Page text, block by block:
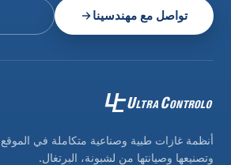
تواصل مع مهندسينا
أنظمة غازات طبية وصناعية متكاملة في الموقع،
وتصنيعها وصيانتها من لشبونة، البرتغال.